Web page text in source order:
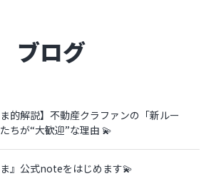
ブログ
ま的解説】不動産クラファンの「新ルー
ちが“大歓迎”な理由 💫
ま』公式noteをはじめます💫